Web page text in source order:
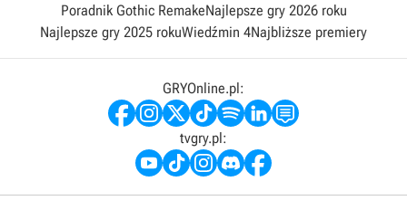
Poradnik Gothic RemakeNajlepsze gry 2026 roku
Najlepsze gry 2025 rokuWiedźmin 4Najbliższe premiery
GRYOnline.pl:
tvgry.pl: